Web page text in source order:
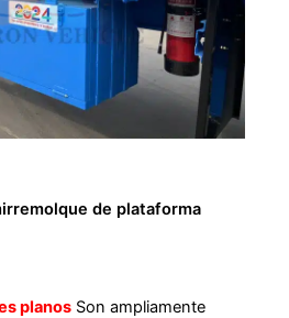
de plataforma
planos Son ampliamente